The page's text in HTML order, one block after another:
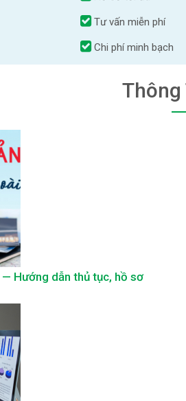
Tư vấn miễn phí
Chi phí minh bạch
Thông
— Hướng dẫn thủ tục, hồ sơ